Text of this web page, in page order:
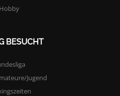
Hobby
BESUCHT
Jugend